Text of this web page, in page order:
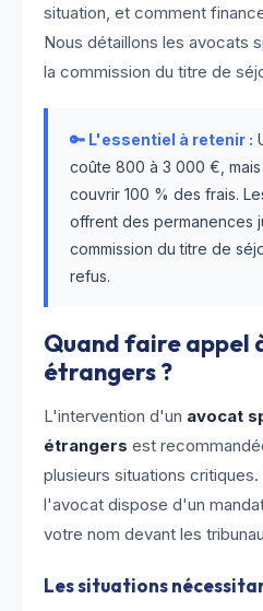
situation, et comment
Nous détaillons les avocats
la commission du titre de
🔑 L'essentiel à retenir :
coûte 800 à 3 000 €,
couvrir 100 % des frais.
offrent des permanences
commission du titre de
refus.
Quand faire appel
étrangers ?
L'intervention d'un avocat
étrangers est
plusieurs situations
l'avocat dispose d'un
votre nom devant les
Les situations